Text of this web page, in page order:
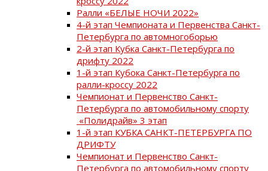
Ралли «БЕЛЫЕ НОЧИ 2022»
4-й этап Чемпионата и Первенства Санкт-
Петербурга по автомногоборью
2-й этап Кубка Санкт-Петербурга по
дрифту 2022
1-й этап Кубока Санкт-Петербурга по
ралли-кроссу 2022
Чемпионат и Первенство Санкт-
Петербурга по автомобильному спорту
«Полидрайв» 3 этап
1-й этап КУБКА САНКТ-ПЕТЕРБУРГА ПО
ДРИФТУ
Чемпионат и Первенство Санкт-
Петербурга по автомобильному спорту